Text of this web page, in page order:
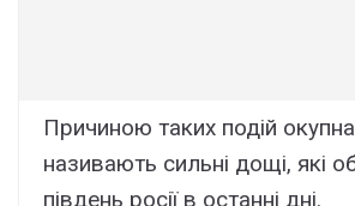
Причиною таких подій
називають сильні дощі, які
південь росії в останні дні.